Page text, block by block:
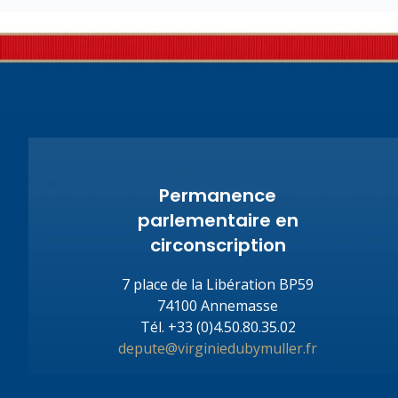
Permanence
parlementaire en
circonscription
7 place de la Libération BP59
74100 Annemasse
Tél. +33 (0)4.50.80.35.02
depute@virginiedubymuller.fr